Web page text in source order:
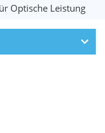
Optische Leistung